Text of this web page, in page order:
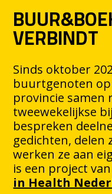
VERBINDT
Sinds oktober
buurtgenoten op
provincie
tweewekelijkse
bespreken
gedichten, delen
werken ze aan
is een project van
in Health